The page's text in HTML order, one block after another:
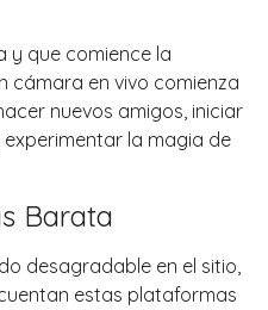
y que comience la
cámara en vivo comienza
nuevos amigos, iniciar
la magia de
Barata
desagradable en el sitio,
estas plataformas